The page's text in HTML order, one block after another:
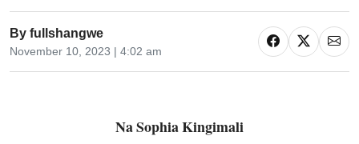
By fullshangwe
November 10, 2023 | 4:02 am
Na Sophia Kingimali